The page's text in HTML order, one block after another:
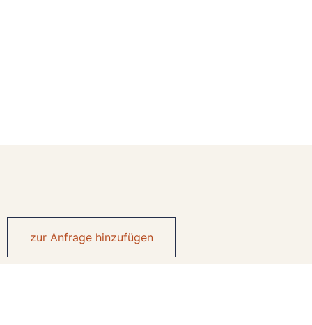
zur Anfrage hinzufügen